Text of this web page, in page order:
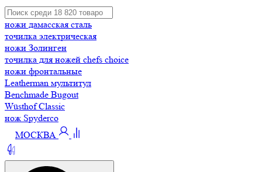
ножи дамасская сталь
точилка электрическая
ножи Золинген
точилка для ножей chefs choice
ножи фронтальные
Leatherman мультитул
Benchmade Bugout
Wüsthof Classic
нож Spyderco
МОСКВА